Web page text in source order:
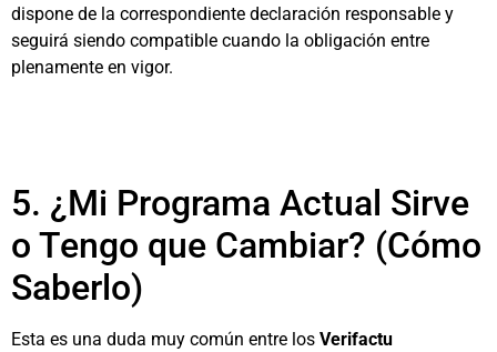
dispone de la correspondiente declaración responsable y
seguirá siendo compatible cuando la obligación entre
plenamente en vigor.
5. ¿Mi Programa Actual Sirve
o Tengo que Cambiar? (Cómo
Saberlo)
Esta es una duda muy común entre los Verifactu